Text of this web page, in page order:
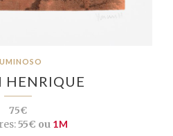
HENRIQUE
75€
55€ ou 1M